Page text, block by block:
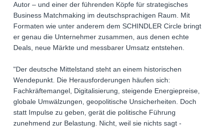
Autor – und einer der führenden Köpfe für strategisches
Business Matchmaking im deutschsprachigen Raum. Mit
Formaten wie unter anderem dem SCHINDLER Circle bringt
er genau die Unternehmer zusammen, aus denen echte
Deals, neue Märkte und messbarer Umsatz entstehen.
"Der deutsche Mittelstand steht an einem historischen
Wendepunkt. Die Herausforderungen häufen sich:
Fachkräftemangel, Digitalisierung, steigende Energiepreise,
globale Umwälzungen, geopolitische Unsicherheiten. Doch
statt Impulse zu geben, gerät die politische Führung
zunehmend zur Belastung. Nicht, weil sie nichts sagt -